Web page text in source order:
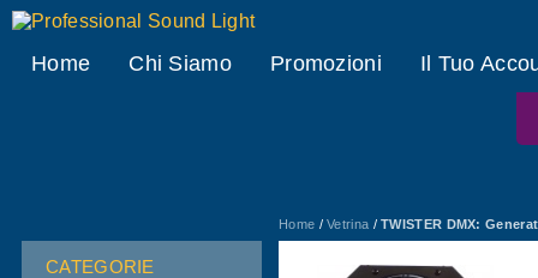
Home Chi Siamo Promozioni Il Tuo
Home /Vetrina /TWISTER DMX:
CATEGORIE